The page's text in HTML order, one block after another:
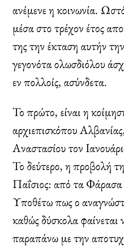
ανέμενε η κοινωνία.
μέσα στο τρέχον έτος
της την έκταση αυτήν
γεγονότα ολωσδιόλου
εν πολλοίς, ασύνδετα.
Το πρώτο, είναι η
αρχιεπισκόπου
Αναστασίου τον
Το δεύτερο, η προβολή
Παΐσιος: από τα
Υποθέτω πως ο
καθώς δύσκολα φαίνεται
παραπάνω με την